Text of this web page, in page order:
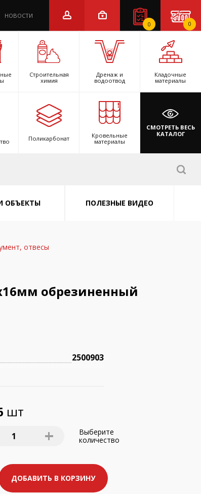
НОВОСТИ
0 0
Строительная
химия
Дренаж и
водоотвод
Кладочные
материалы
Поликарбонат
Кровельные
материалы
СМОТРЕТЬ ВЕСЬ
КАТАЛОГ
ОБЪЕКТЫ ПОЛЕЗНЫЕ ВИДЕО
отвесы
обрезиненный
2500903
шт
1 +
Выберите
количество
ДОБАВИТЬ В КОРЗИНУ